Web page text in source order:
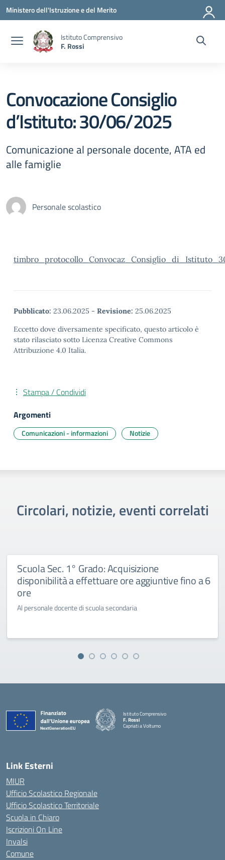
Vai ai contenuti
Vai al menu di navigazione
Vai al footer
Ministero dell'Istruzione e del Merito
Istituto Comprensivo
F. Rossi
Convocazione Consiglio
d’Istituto: 30/06/2025
Comunicazione al personale docente, ATA ed
alle famiglie
Personale scolastico
Pubblicato: 23.06.2025 - Revisione: 25.06.2025
Eccetto dove diversamente specificato, questo articolo è
stato rilasciato sotto Licenza Creative Commons
Attribuzione 4.0 Italia.
Stampa / Condividi
Argomenti
Comunicazioni - informazioni Notizie
Circolari, notizie, eventi correlati
Scuola Sec. 1° Grado: Acquisizione
disponibilità a effettuare ore aggiuntive fino a 6
ore
Al personale docente di scuola secondaria
Istituto Comprensivo
F. Rossi
Capriati a Volturno
— Visita la pagina iniziale della scuola
Link Esterni
MIUR
Ufficio Scolastico Regionale
Ufficio Scolastico Territoriale
Scuola in Chiaro
Iscrizioni On Line
Invalsi
Comune